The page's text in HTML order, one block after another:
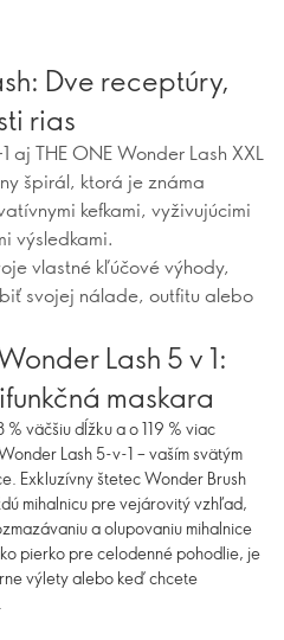
Dve receptúry,
rias
aj THE ONE Wonder Lash XXL
špirál, ktorá je známa
kefkami, vyživujúcimi
výsledkami.
vlastné kľúčové výhody,
svojej nálade, outfitu alebo
Lash 5 v 1:
maskara
väčšiu dĺžku a o 119 % viac
Lash 5-v-1 – vaším svätým
Exkluzívny štetec Wonder Brush
mihalnicu pre vejárovitý vzhľad,
a olupovaniu mihalnice
pierko pre celodenné pohodlie, je
výlety alebo keď chcete